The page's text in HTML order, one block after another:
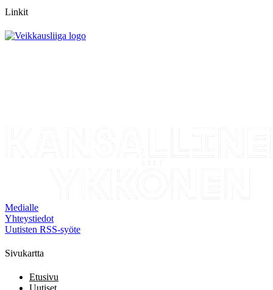
Linkit
Medialle
Yhteystiedot
Uutisten RSS-syöte
Sivukartta
Etusivu